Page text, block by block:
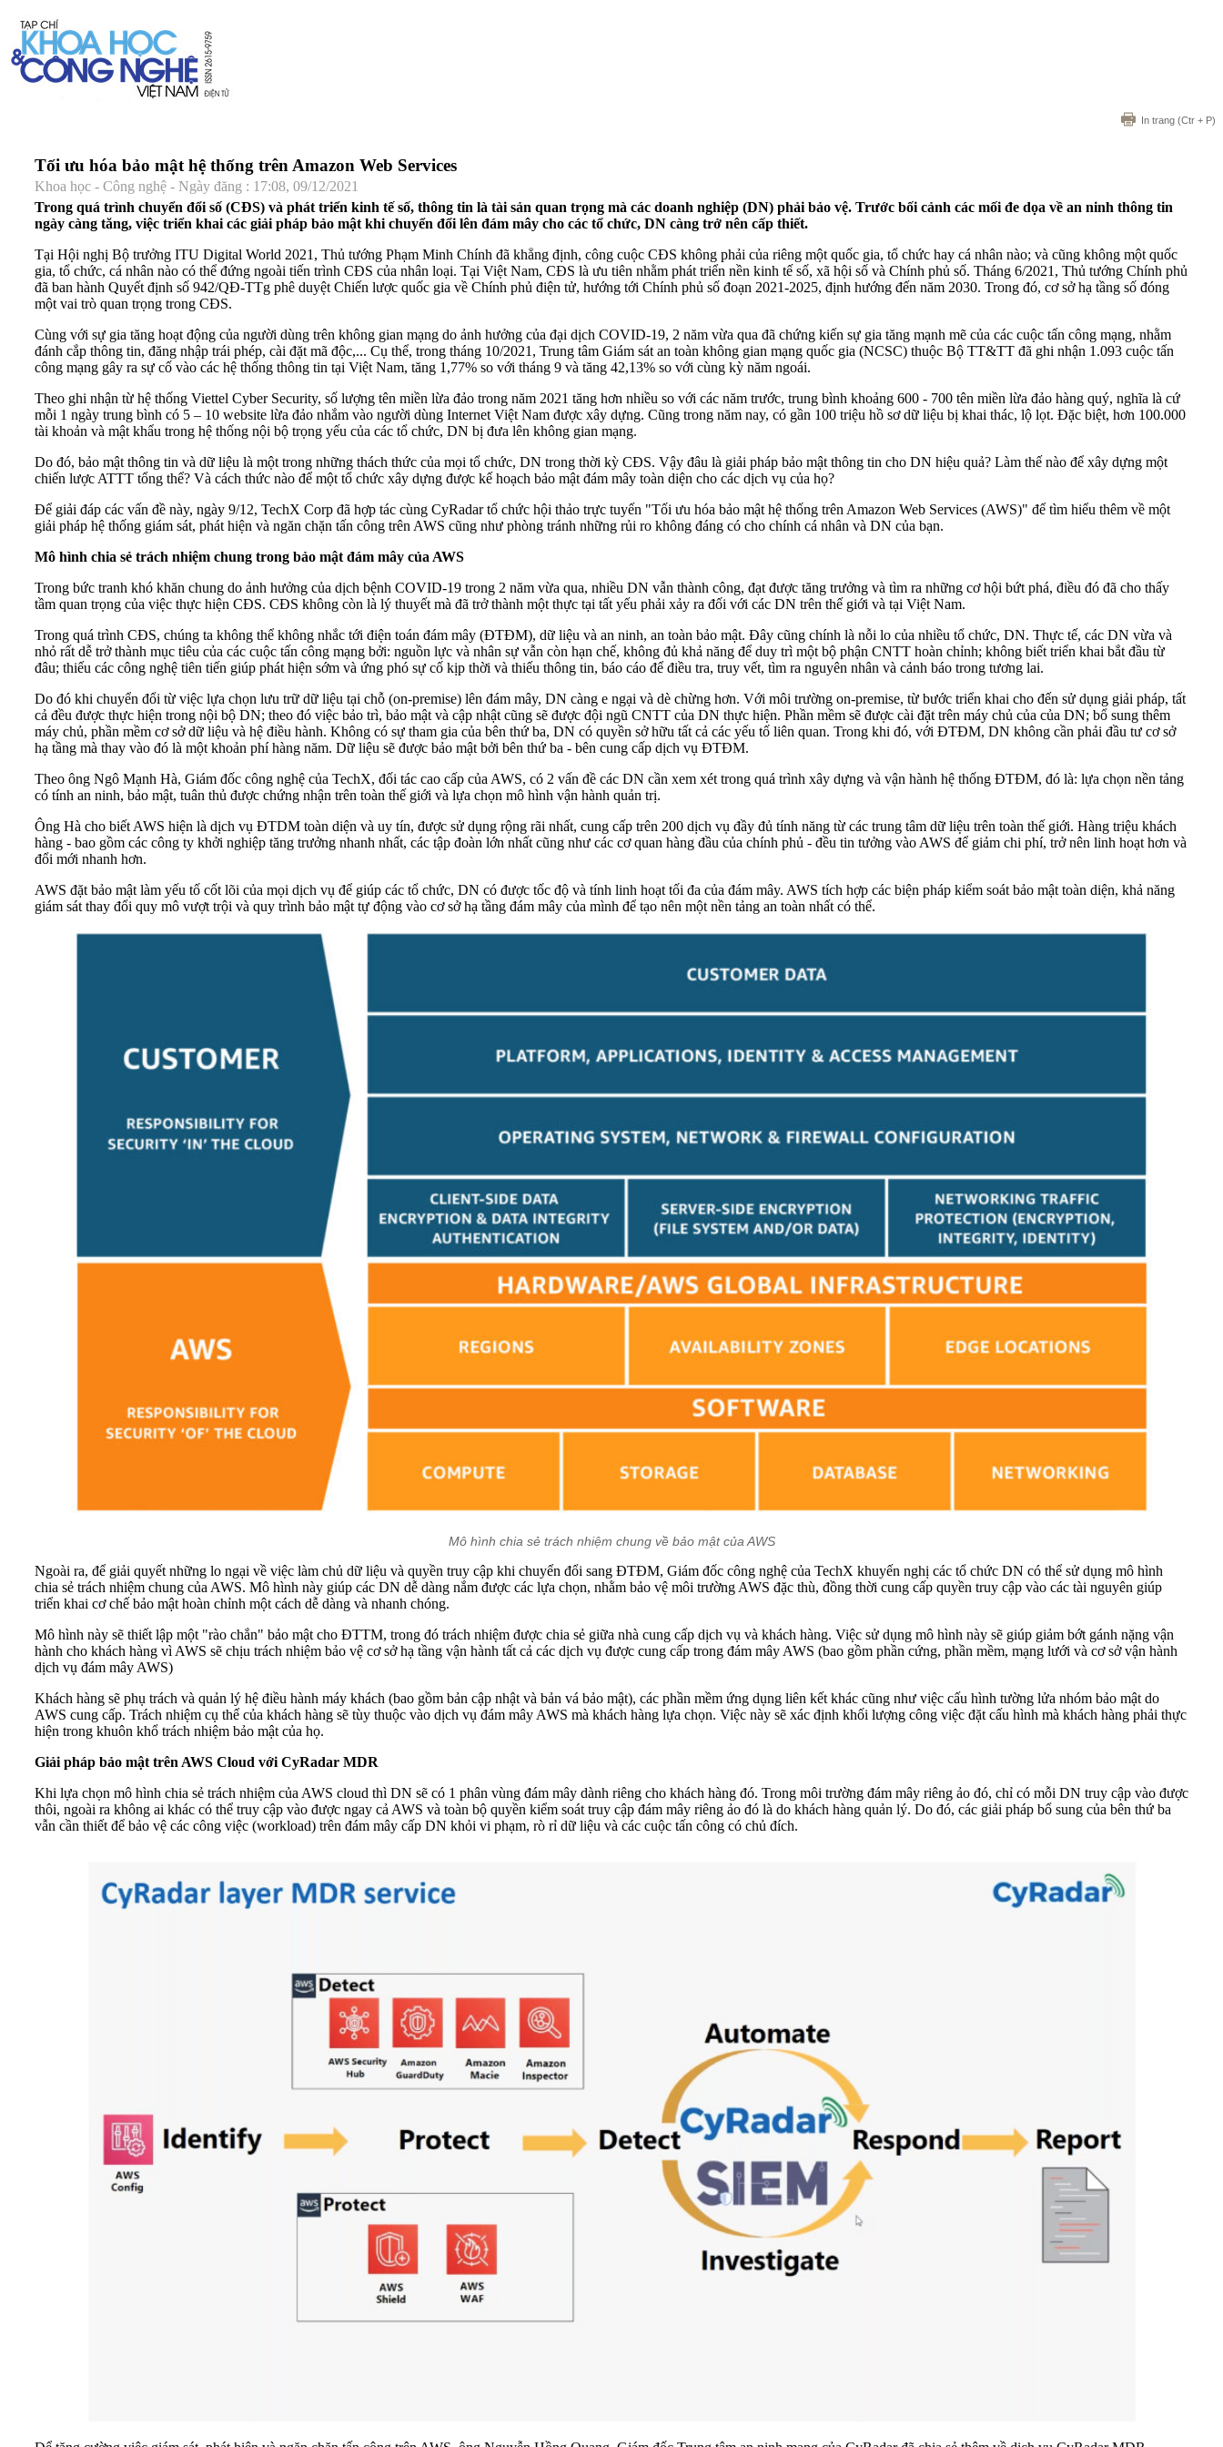
In trang (Ctr + P)
Tối ưu hóa bảo mật hệ thống trên Amazon Web Services
Khoa học - Công nghệ - Ngày đăng : 17:08, 09/12/2021
Trong quá trình chuyển đổi số (CĐS) và phát triển kinh tế số, thông tin là tài sản quan trọng mà các doanh nghiệp (DN) phải bảo vệ. Trước bối cảnh các mối đe dọa về an ninh thông tin
ngày càng tăng, việc triển khai các giải pháp bảo mật khi chuyển đổi lên đám mây cho các tổ chức, DN càng trở nên cấp thiết.
Tại Hội nghị Bộ trưởng ITU Digital World 2021, Thủ tướng Phạm Minh Chính đã khẳng định, công cuộc CĐS không phải của riêng một quốc gia, tổ chức hay cá nhân nào; và cũng không một quốc
gia, tổ chức, cá nhân nào có thể đứng ngoài tiến trình CĐS của nhân loại. Tại Việt Nam, CĐS là ưu tiên nhằm phát triển nền kinh tế số, xã hội số và Chính phủ số. Tháng 6/2021, Thủ tướng Chính phủ
đã ban hành Quyết định số 942/QĐ-TTg phê duyệt Chiến lược quốc gia về Chính phủ điện tử, hướng tới Chính phủ số đoạn 2021-2025, định hướng đến năm 2030. Trong đó, cơ sở hạ tầng số đóng
một vai trò quan trọng trong CĐS.
Cùng với sự gia tăng hoạt động của người dùng trên không gian mạng do ảnh hưởng của đại dịch COVID-19, 2 năm vừa qua đã chứng kiến sự gia tăng mạnh mẽ của các cuộc tấn công mạng, nhằm
đánh cắp thông tin, đăng nhập trái phép, cài đặt mã độc,... Cụ thể, trong tháng 10/2021, Trung tâm Giám sát an toàn không gian mạng quốc gia (NCSC) thuộc Bộ TT&TT đã ghi nhận 1.093 cuộc tấn
công mạng gây ra sự cố vào các hệ thống thông tin tại Việt Nam, tăng 1,77% so với tháng 9 và tăng 42,13% so với cùng kỳ năm ngoái.
Theo ghi nhận từ hệ thống Viettel Cyber Security, số lượng tên miền lừa đảo trong năm 2021 tăng hơn nhiều so với các năm trước, trung bình khoảng 600 - 700 tên miền lừa đảo hàng quý, nghĩa là cứ
mỗi 1 ngày trung bình có 5 – 10 website lừa đảo nhắm vào người dùng Internet Việt Nam được xây dựng. Cũng trong năm nay, có gần 100 triệu hồ sơ dữ liệu bị khai thác, lộ lọt. Đặc biệt, hơn 100.000
tài khoản và mật khẩu trong hệ thống nội bộ trọng yếu của các tổ chức, DN bị đưa lên không gian mạng.
Do đó, bảo mật thông tin và dữ liệu là một trong những thách thức của mọi tổ chức, DN trong thời kỳ CĐS. Vậy đâu là giải pháp bảo mật thông tin cho DN hiệu quả? Làm thế nào để xây dựng một
chiến lược ATTT tổng thể? Và cách thức nào để một tổ chức xây dựng được kế hoạch bảo mật đám mây toàn diện cho các dịch vụ của họ?
Để giải đáp các vấn đề này, ngày 9/12, TechX Corp đã hợp tác cùng CyRadar tổ chức hội thảo trực tuyến "Tối ưu hóa bảo mật hệ thống trên Amazon Web Services (AWS)" để tìm hiểu thêm về một
giải pháp hệ thống giám sát, phát hiện và ngăn chặn tấn công trên AWS cũng như phòng tránh những rủi ro không đáng có cho chính cá nhân và DN của bạn.
Mô hình chia sẻ trách nhiệm chung trong bảo mật đám mây của AWS
Trong bức tranh khó khăn chung do ảnh hưởng của dịch bệnh COVID-19 trong 2 năm vừa qua, nhiều DN vẫn thành công, đạt được tăng trưởng và tìm ra những cơ hội bứt phá, điều đó đã cho thấy
tầm quan trọng của việc thực hiện CĐS. CĐS không còn là lý thuyết mà đã trở thành một thực tại tất yếu phải xảy ra đối với các DN trên thế giới và tại Việt Nam.
Trong quá trình CĐS, chúng ta không thể không nhắc tới điện toán đám mây (ĐTĐM), dữ liệu và an ninh, an toàn bảo mật. Đây cũng chính là nỗi lo của nhiều tổ chức, DN. Thực tế, các DN vừa và
nhỏ rất dễ trở thành mục tiêu của các cuộc tấn công mạng bởi: nguồn lực và nhân sự vẫn còn hạn chế, không đủ khả năng để duy trì một bộ phận CNTT hoàn chỉnh; không biết triển khai bắt đầu từ
đâu; thiếu các công nghệ tiên tiến giúp phát hiện sớm và ứng phó sự cố kịp thời và thiếu thông tin, báo cáo để điều tra, truy vết, tìm ra nguyên nhân và cảnh báo trong tương lai.
Do đó khi chuyển đổi từ việc lựa chọn lưu trữ dữ liệu tại chỗ (on-premise) lên đám mây, DN càng e ngại và dè chừng hơn. Với môi trường on-premise, từ bước triển khai cho đến sử dụng giải pháp, tất
cả đều được thực hiện trong nội bộ DN; theo đó việc bảo trì, bảo mật và cập nhật cũng sẽ được đội ngũ CNTT của DN thực hiện. Phần mềm sẽ được cài đặt trên máy chủ của của DN; bổ sung thêm
máy chủ, phần mềm cơ sở dữ liệu và hệ điều hành. Không có sự tham gia của bên thứ ba, DN có quyền sở hữu tất cả các yếu tố liên quan. Trong khi đó, với ĐTĐM, DN không cần phải đầu tư cơ sở
hạ tầng mà thay vào đó là một khoản phí hàng năm. Dữ liệu sẽ được bảo mật bởi bên thứ ba - bên cung cấp dịch vụ ĐTĐM.
Theo ông Ngô Mạnh Hà, Giám đốc công nghệ của TechX, đối tác cao cấp của AWS, có 2 vấn đề các DN cần xem xét trong quá trình xây dựng và vận hành hệ thống ĐTĐM, đó là: lựa chọn nền tảng
có tính an ninh, bảo mật, tuân thủ được chứng nhận trên toàn thế giới và lựa chọn mô hình vận hành quản trị.
Ông Hà cho biết AWS hiện là dịch vụ ĐTDM toàn diện và uy tín, được sử dụng rộng rãi nhất, cung cấp trên 200 dịch vụ đầy đủ tính năng từ các trung tâm dữ liệu trên toàn thế giới. Hàng triệu khách
hàng - bao gồm các công ty khởi nghiệp tăng trưởng nhanh nhất, các tập đoàn lớn nhất cũng như các cơ quan hàng đầu của chính phủ - đều tin tưởng vào AWS để giảm chi phí, trở nên linh hoạt hơn và
đổi mới nhanh hơn.
AWS đặt bảo mật làm yếu tố cốt lõi của mọi dịch vụ để giúp các tổ chức, DN có được tốc độ và tính linh hoạt tối đa của đám mây. AWS tích hợp các biện pháp kiểm soát bảo mật toàn diện, khả năng
giám sát thay đổi quy mô vượt trội và quy trình bảo mật tự động vào cơ sở hạ tầng đám mây của mình để tạo nên một nền tảng an toàn nhất có thể.
Mô hình chia sẻ trách nhiệm chung về bảo mật của AWS
Ngoài ra, để giải quyết những lo ngại về việc làm chủ dữ liệu và quyền truy cập khi chuyển đổi sang ĐTĐM, Giám đốc công nghệ của TechX khuyến nghị các tổ chức DN có thể sử dụng mô hình
chia sẻ trách nhiệm chung của AWS. Mô hình này giúp các DN dễ dàng nắm được các lựa chọn, nhằm bảo vệ môi trường AWS đặc thù, đồng thời cung cấp quyền truy cập vào các tài nguyên giúp
triển khai cơ chế bảo mật hoàn chỉnh một cách dễ dàng và nhanh chóng.
Mô hình này sẽ thiết lập một "rào chắn" bảo mật cho ĐTTM, trong đó trách nhiệm được chia sẻ giữa nhà cung cấp dịch vụ và khách hàng. Việc sử dụng mô hình này sẽ giúp giảm bớt gánh nặng vận
hành cho khách hàng vì AWS sẽ chịu trách nhiệm bảo vệ cơ sở hạ tầng vận hành tất cả các dịch vụ được cung cấp trong đám mây AWS (bao gồm phần cứng, phần mềm, mạng lưới và cơ sở vận hành
dịch vụ đám mây AWS)
Khách hàng sẽ phụ trách và quản lý hệ điều hành máy khách (bao gồm bản cập nhật và bản vá bảo mật), các phần mềm ứng dụng liên kết khác cũng như việc cấu hình tường lửa nhóm bảo mật do
AWS cung cấp. Trách nhiệm cụ thể của khách hàng sẽ tùy thuộc vào dịch vụ đám mây AWS mà khách hàng lựa chọn. Việc này sẽ xác định khối lượng công việc đặt cấu hình mà khách hàng phải thực
hiện trong khuôn khổ trách nhiệm bảo mật của họ.
Giải pháp bảo mật trên AWS Cloud với CyRadar MDR
Khi lựa chọn mô hình chia sẻ trách nhiệm của AWS cloud thì DN sẽ có 1 phân vùng đám mây dành riêng cho khách hàng đó. Trong môi trường đám mây riêng ảo đó, chỉ có mỗi DN truy cập vào được
thôi, ngoài ra không ai khác có thể truy cập vào được ngay cả AWS và toàn bộ quyền kiểm soát truy cập đám mây riêng ảo đó là do khách hàng quản lý. Do đó, các giải pháp bổ sung của bên thứ ba
vẫn cần thiết để bảo vệ các công việc (workload) trên đám mây cấp DN khỏi vi phạm, rò rỉ dữ liệu và các cuộc tấn công có chủ đích.